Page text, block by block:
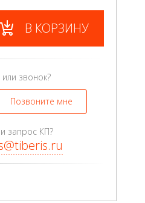
В КОРЗИНУ
звонок?
Позвоните мне
запрос КП?